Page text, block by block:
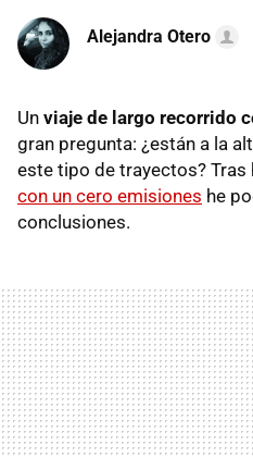
Alejandra Otero
Un viaje de largo recorrido
gran pregunta: ¿están a la
este tipo de trayectos? Tras
con un cero emisiones he
conclusiones.